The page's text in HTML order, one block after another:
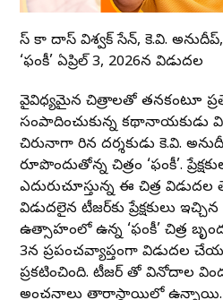
మాస్ కా దాస్ విశ్వక్ సేన్, కె.వి.
‘ఫంకీ’ ఏప్రిల్ 3, 2026న విడుదల
వైవిధ్యమైన చిత్రాలతో తనకంటూ
సంపాదించుకున్న కథానాయకుడు
చిరునామాగా మారిన దర్శకుడు కె.వి.
రూపొందుతోన్న చిత్రం ‘ఫంకీ’.
ఎదురుచూస్తున్న ఈ చిత్ర
విడుదలైన టీజర్‌కు ప్రేక్షకులు
ఉత్సాహంలో ఉన్న ‘ఫంకీ’ చిత్ర
3న ప్రపంచవ్యాప్తంగా విడుదల
ప్రకటించింది. టీజర్ తో వినోదాల
అంచనాలు తారాస్థాయిలో ఉన్నాయి.